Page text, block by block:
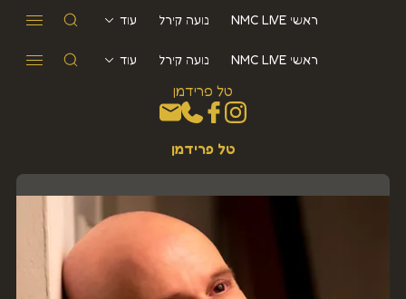
ראשי NMC LIVE נועה קירל עוד
ראשי NMC LIVE נועה קירל עוד
טל פרידמן
טל פרידמן